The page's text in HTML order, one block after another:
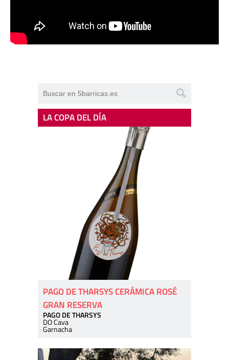
LA COPA DEL DÍA
PAGO DE THARSYS CERÁMICA ROSÉ
GRAN RESERVA
PAGO DE THARSYS
DO Cava
Garnacha